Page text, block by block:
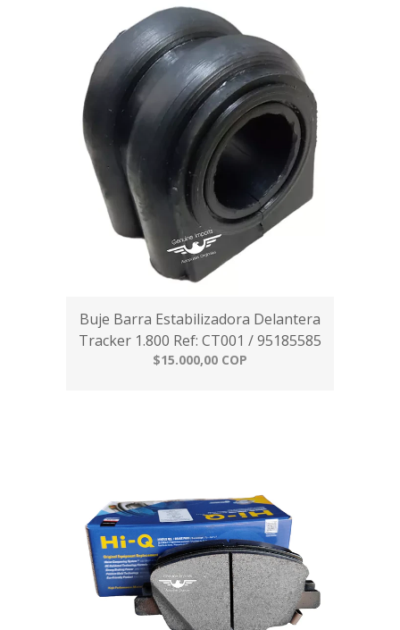
Buje Barra Estabilizadora Delantera
Tracker 1.800 Ref: CT001 / 95185585
$15.000,00 COP